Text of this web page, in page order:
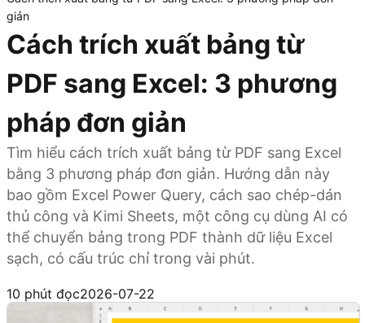
giản
Cách trích xuất bảng từ
PDF sang Excel: 3 phương
pháp đơn giản
Tìm hiểu cách trích xuất bảng từ PDF sang Excel
bằng 3 phương pháp đơn giản. Hướng dẫn này
bao gồm Excel Power Query, cách sao chép-dán
thủ công và Kimi Sheets, một công cụ dùng AI có
thể chuyển bảng trong PDF thành dữ liệu Excel
sạch, có cấu trúc chỉ trong vài phút.
10 phút đọc2026-07-22